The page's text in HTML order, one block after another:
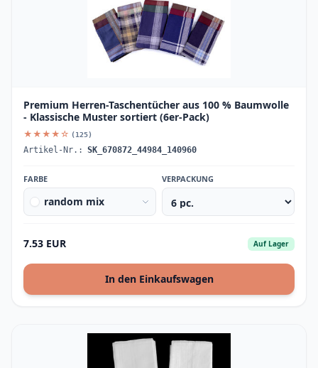
Premium Herren-Taschentücher aus 100 % Baumwolle
- Klassische Muster sortiert (6er-Pack)
★★★★☆ (125)
Artikel-Nr.: SK_670872_44984_140960
FARBE
random mix
VERPACKUNG
7.53 EUR Auf Lager
In den Einkaufswagen